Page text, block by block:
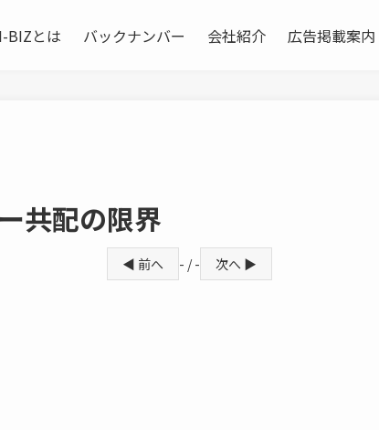
BIZとは バックナンバー 会社紹介 広告掲載案内
共配の限界
◀ 前へ - / - 次へ ▶